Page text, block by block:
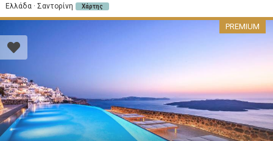
Ελλάδα · Σαντορίνη Χάρτης
PREMIUM